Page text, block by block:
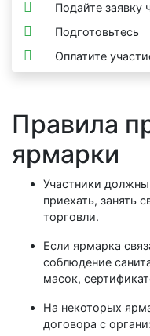
Подайте заявку
Подготовьтесь
Оплатите
Правила
ярмарки
Участники
приехать, занять
торговли.
Если ярмарка
соблюдение
масок,
На некоторых
договора с